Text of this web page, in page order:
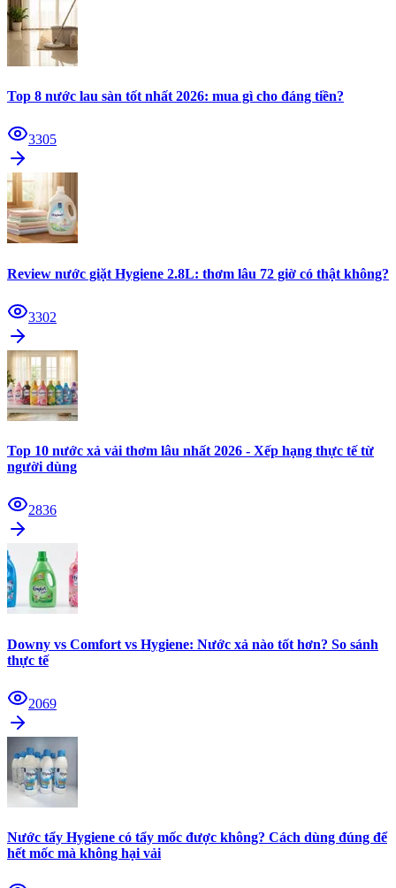
Top 8 nước lau sàn tốt nhất 2026: mua gì cho đáng tiền?
3305
Review nước giặt Hygiene 2.8L: thơm lâu 72 giờ có thật không?
3302
Top 10 nước xả vải thơm lâu nhất 2026 - Xếp hạng thực tế từ
người dùng
2836
Downy vs Comfort vs Hygiene: Nước xả nào tốt hơn? So sánh
thực tế
2069
Nước tẩy Hygiene có tẩy mốc được không? Cách dùng đúng để
hết mốc mà không hại vải